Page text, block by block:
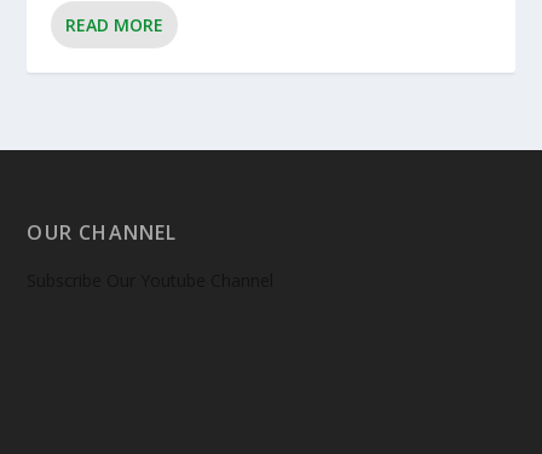
READ MORE
OUR CHANNEL